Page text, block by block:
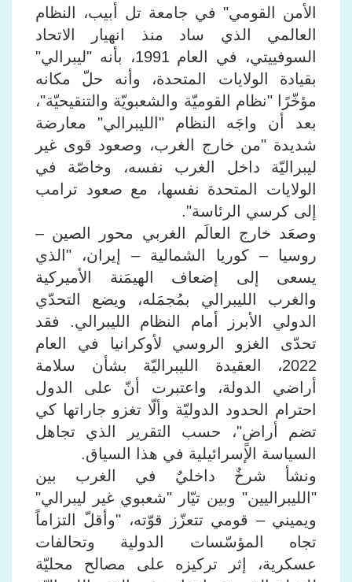
الأمن القومي" في جامعة تل أبيب، النظام
العالمي الذي ساد منذ انهيار الاتحاد
السوفييتي، في العام 1991، بأنه "ليبرالي"
بقيادة الولايات المتحدة، وأنه حلّ مكانه
مؤخّرًا "نظام القوميّة والشعبويّة والتنقيحيّة"،
بعد أن واجَه النظام "الليبرالي" معارضة
شديدة "من خارج الغرب، وصعود قوى غير
ليبراليّة داخل الغرب نفسه، وخاصّة في
الولايات المتحدة نفسها، مع صعود ترامب
إلى كرسي الرئاسة".
وصعَد خارج العالَم الغربي محور الصين –
روسيا – كوريا الشمالية – إيران، "الذي
يسعى إلى إضعاف الهيمَنة الأميركية
والغرب الليبرالي بمُجمَله، ويضع التحدّي
الدولي الأبرز أمام النظام الليبرالي. فقد
تحدّى الغزو الروسي لأوكرانيا في العام
2022، العقيدة الليبراليّة بشأن سلامة
أراضي الدولة، واعتبرت أنّ على الدول
احترام الحدود الدوليّة وألّا تغزو جاراتها كي
تضم أراضٍ"، حسب التقرير الذي تجاهل
السياسة الإسرائيلية في هذا السياق.
ونشأ شرخٌ داخليٌ في الغرب بين
"الليبراليين" وبين تيّار "شعبوي غير ليبرالي"
ويميني – قومي تتعزّز قوّته، "وأقلّ التزاماً
تجاه المؤسّسات الدولية وتحالفات
عسكرية، إثر تركيزه على مصالح محليّة